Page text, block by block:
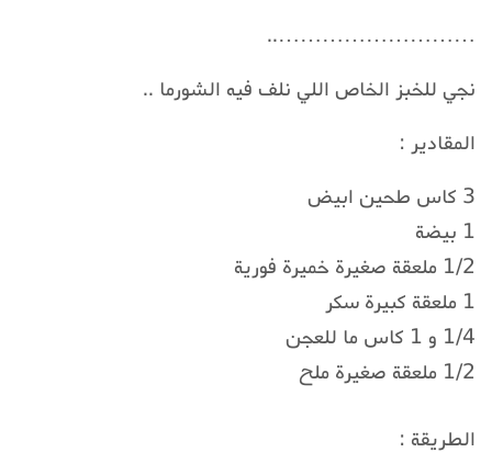
………………………..
نجي للخبز الخاص اللي نلف فيه الشورما ..
المقادير :
3 كاس طحين ابيض
1 بيضة
1/2 ملعقة صغيرة خميرة فورية
1 ملعقة كبيرة سكر
1/4 و 1 كاس ما للعجن
1/2 ملعقة صغيرة ملح
الطريقة :